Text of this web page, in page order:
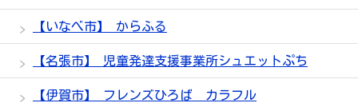
【いなべ市】 からふる
【名張市】 児童発達支援事業所シュエットぷち
【伊賀市】 フレンズひろば カラフル